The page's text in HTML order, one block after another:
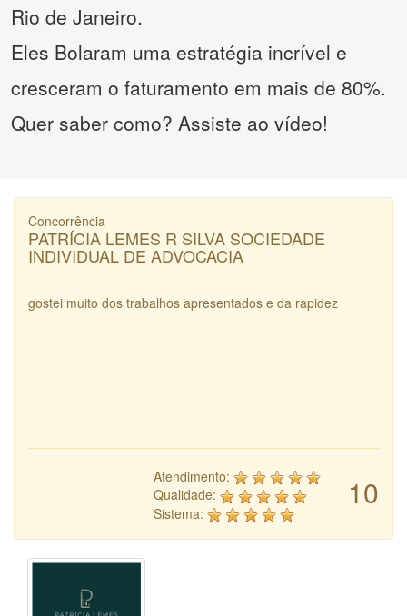
Rio de Janeiro.
Eles Bolaram uma estratégia incrível e
cresceram o faturamento em mais de 80%.
Quer saber como? Assiste ao vídeo!
Concorrência
PATRÍCIA LEMES R SILVA SOCIEDADE
INDIVIDUAL DE ADVOCACIA
gostei muito dos trabalhos apresentados e da rapidez
10
Atendimento:
Qualidade:
Sistema: